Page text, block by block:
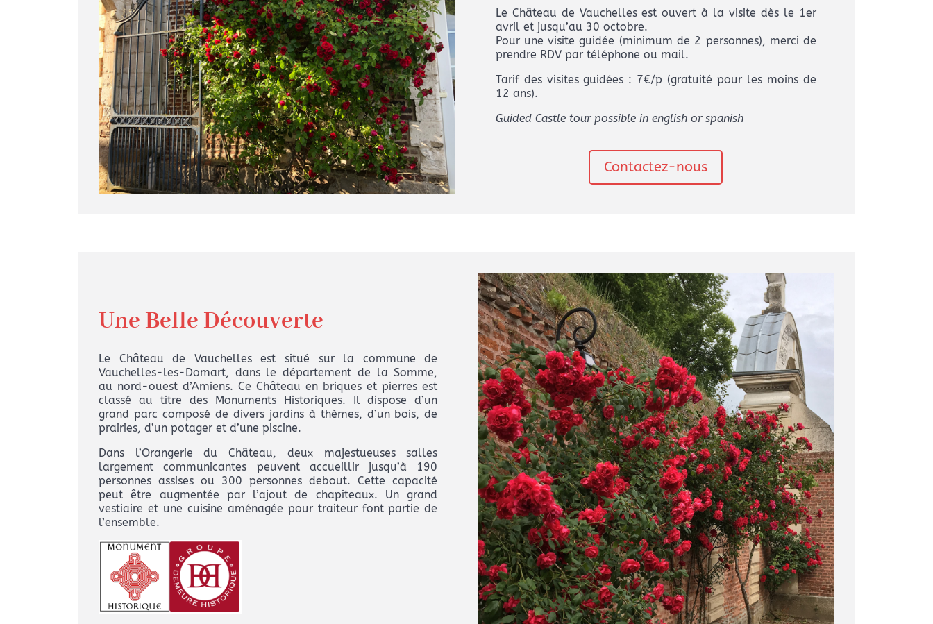
Le Château de Vauchelles est ouvert à la visite dès le 1er
avril et jusqu’au 30 octobre.
Pour une visite guidée (minimum de 2 personnes), merci de
prendre RDV par téléphone ou mail.
Tarif des visites guidées : 7€/p (gratuité pour les moins de
12 ans).
Guided Castle tour possible in english or spanish
Contactez-nous
Une Belle Découverte
Le Château de Vauchelles est situé sur la commune de
Vauchelles-les-Domart, dans le département de la Somme,
au nord-ouest d’Amiens. Ce Château en briques et pierres est
classé au titre des Monuments Historiques. Il dispose d’un
grand parc composé de divers jardins à thèmes, d’un bois, de
prairies, d’un potager et d’une piscine.
Dans l’Orangerie du Château, deux majestueuses salles
largement communicantes peuvent accueillir jusqu’à 190
personnes assises ou 300 personnes debout. Cette capacité
peut être augmentée par l’ajout de chapiteaux. Un grand
vestiaire et une cuisine aménagée pour traiteur font partie de
l’ensemble.